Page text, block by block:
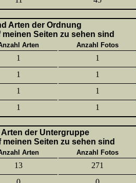
Arten der Ordnung
Seiten zu sehen sind
Arten
Anzahl Fotos
1 1
1 1
1 1
1 1
der Untergruppe
Seiten zu sehen sind
Arten
Anzahl Fotos
13 271